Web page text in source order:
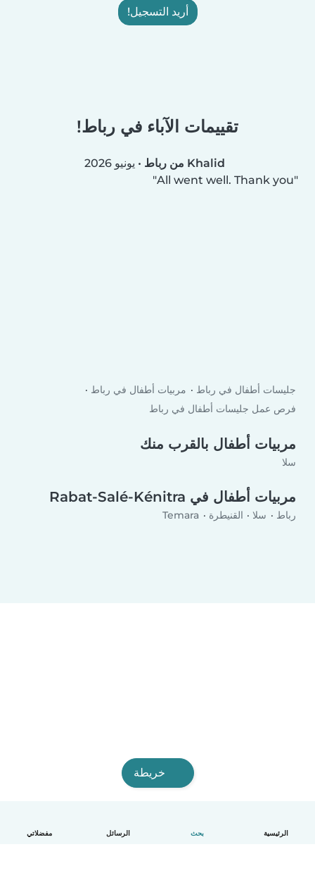
الرئيسية بحث الرسائل مفضلاتي
أريد التسجيل!
تقييمات الآباء في رباط!
Khalid من رباط • يونيو 2026
All went well. Thank you
جليسات أطفال في رباط
مربيات أطفال في رباط
فرص عمل جليسات أطفال في رباط
مربيات أطفال بالقرب منك
سلا
مربيات أطفال في Rabat-Salé-Kénitra
رباط سلا القنيطرة Temara
خريطة